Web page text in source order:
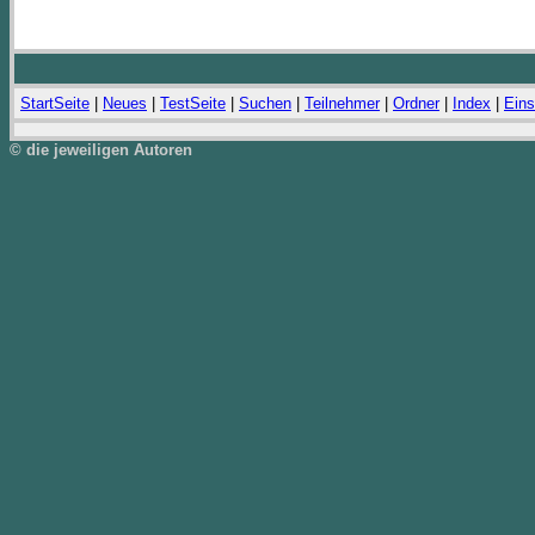
StartSeite Neues TestSeite Suchen Teilnehmer| Ordner| Index
© die jeweiligen Autoren